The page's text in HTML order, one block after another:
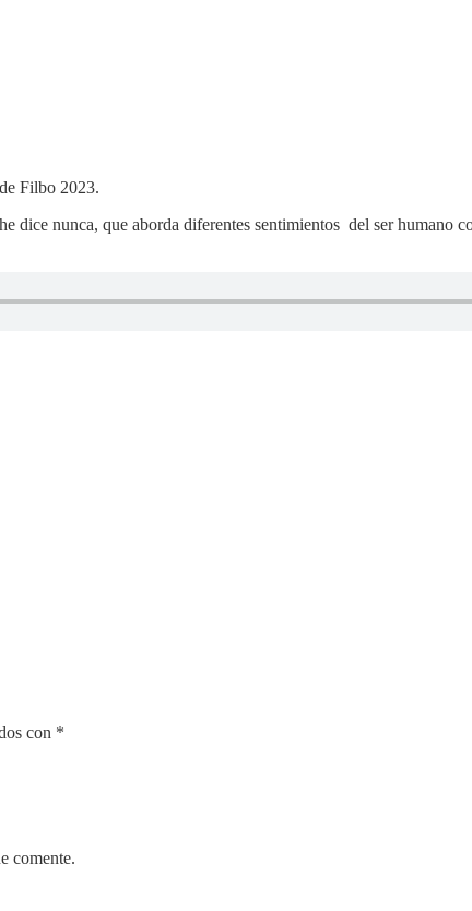
nunca, que aborda diferentes sentimientos del ser humano
con *
comente.